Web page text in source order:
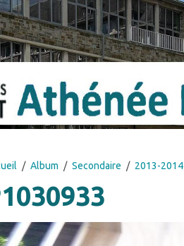
Album Secondaire 2013-2014